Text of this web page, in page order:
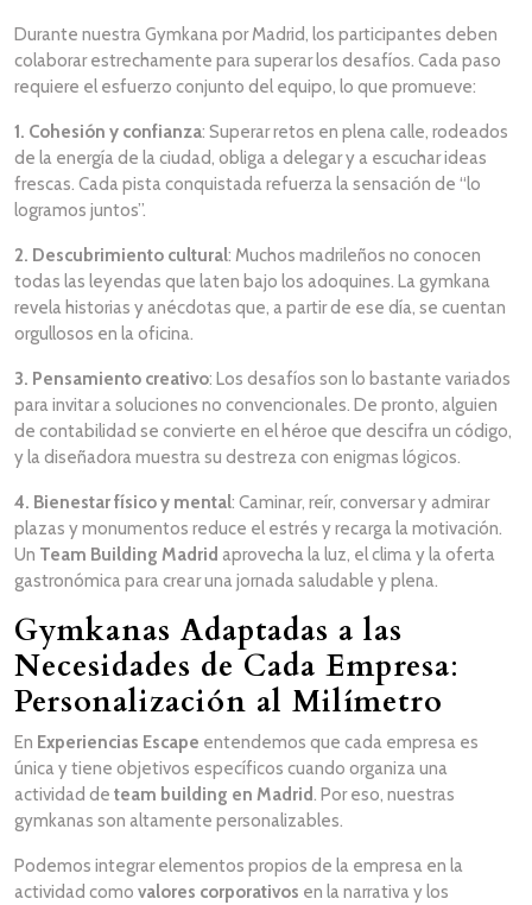
Durante nuestra Gymkana por Madrid, los participantes deben
colaborar estrechamente para superar los desafíos. Cada paso
requiere el esfuerzo conjunto del equipo, lo que promueve:
1. Cohesión y confianza: Superar retos en plena calle, rodeados
de la energía de la ciudad, obliga a delegar y a escuchar ideas
frescas. Cada pista conquistada refuerza la sensación de “lo
logramos juntos”.
2. Descubrimiento cultural: Muchos madrileños no conocen
todas las leyendas que laten bajo los adoquines. La gymkana
revela historias y anécdotas que, a partir de ese día, se cuentan
orgullosos en la oficina.
3. Pensamiento creativo: Los desafíos son lo bastante variados
para invitar a soluciones no convencionales. De pronto, alguien
de contabilidad se convierte en el héroe que descifra un código,
y la diseñadora muestra su destreza con enigmas lógicos.
4. Bienestar físico y mental: Caminar, reír, conversar y admirar
plazas y monumentos reduce el estrés y recarga la motivación.
Un Team Building Madrid aprovecha la luz, el clima y la oferta
gastronómica para crear una jornada saludable y plena.
Gymkanas Adaptadas a las
Necesidades de Cada Empresa:
Personalización al Milímetro
En Experiencias Escape entendemos que cada empresa es
única y tiene objetivos específicos cuando organiza una
actividad de team building en Madrid. Por eso, nuestras
gymkanas son altamente personalizables.
Podemos integrar elementos propios de la empresa en la
actividad como valores corporativos en la narrativa y los